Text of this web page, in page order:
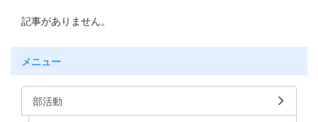
記事がありません。
メニュー
部活動